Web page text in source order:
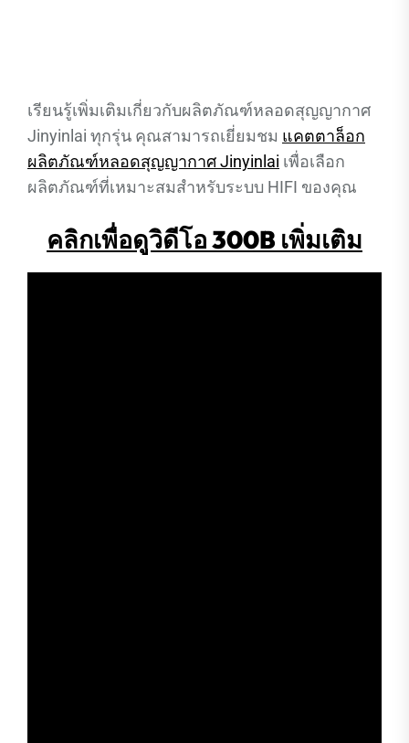
เรียนรู้เพิ่มเติมเกี่ยวกับผลิตภัณฑ์หลอดสุญญากาศ
Jinyinlai ทุกรุ่น คุณสามารถเยี่ยมชม แคตตาล็อก
ผลิตภัณฑ์หลอดสุญญากาศ Jinyinlai เพื่อเลือก
ผลิตภัณฑ์ที่เหมาะสมสำหรับระบบ HIFI ของคุณ
คลิกเพื่อดูวิดีโอ 300B เพิ่มเติม